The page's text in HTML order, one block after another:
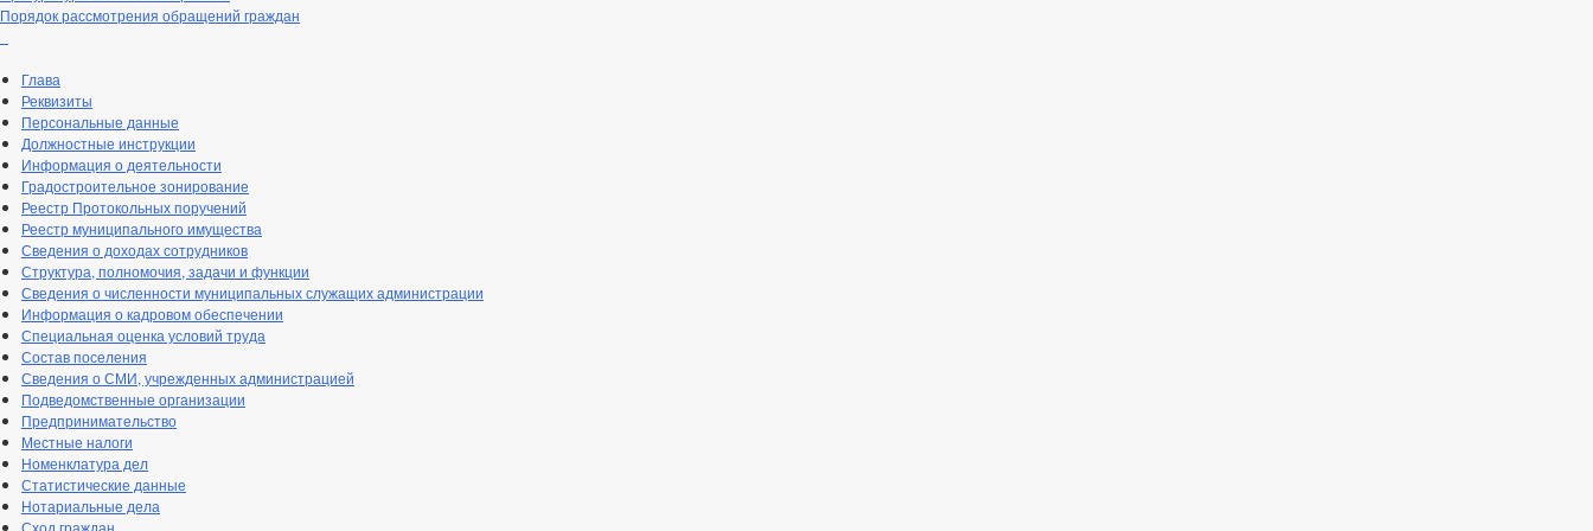
Порядок рассмотрения обращений граждан
Глава
Реквизиты
Персональные данные
Должностные инструкции
Информация о деятельности
Градостроительное зонирование
Реестр Протокольных поручений
Реестр муниципального имущества
Сведения о доходах сотрудников
Структура, полномочия, задачи и функции
Сведения о численности муниципальных служащих администрации
Информация о кадровом обеспечении
Специальная оценка условий труда
Состав поселения
Сведения о СМИ, учрежденных администрацией
Подведомственные организации
Предпринимательство
Местные налоги
Номенклатура дел
Статистические данные
Нотариальные дела
Сход граждан